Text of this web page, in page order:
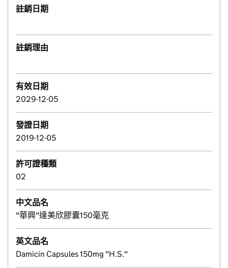
註銷日期
註銷理由
有效日期
2029-12-05
發證日期
2019-12-05
許可證種類
02
中文品名
"華興"達美欣膠囊150毫克
英文品名
Damicin Capsules 150mg "H.S."